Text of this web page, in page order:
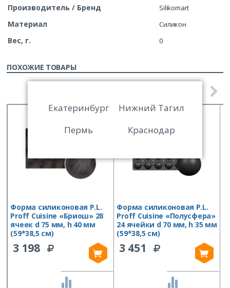
Производитель / Бренд Silikomart
Материал Силикон
Вес, г. 0
ПОХОЖИЕ ТОВАРЫ
Форма силиконовая P.L.
Proff Cuisine «Бриош» 28
ячеек d 75 мм, h 40 мм
(59*38,5 см)
3 198
Форма силиконовая P.L.
Proff Cuisine «Полусфера»
24 ячейки d 70 мм, h 35 мм
(59*38,5 см)
3 451
Екатеринбург
Нижний Тагил
Пермь
Краснодар